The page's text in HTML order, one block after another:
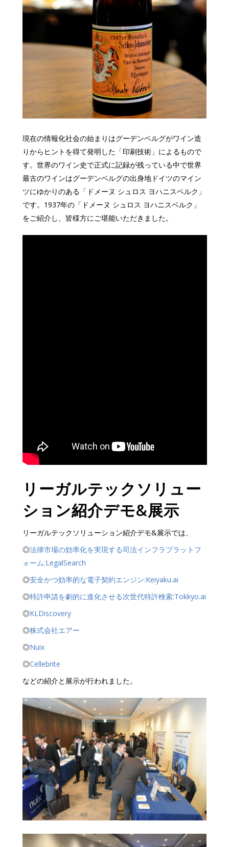
現在の情報化社会の始まりはグーデンベルグがワイン造
りからヒントを得て発明した「印刷技術」によるもので
す。世界のワイン史で正式に記録が残っている中で世界
最古のワインはグーデンベルグの出身地ドイツのマイン
ツにゆかりのある「ドメーヌ シュロス ヨハニスベルク」
です。1937年の「ドメーヌ シュロス ヨハニスベルク」
をご紹介し、皆様方にご堪能いただきました。
リーガルテックソリュー
ション紹介デモ&展示
リーガルテックソリューション紹介デモ&展示では、
◎法律市場の効率化を実現する司法インフラプラットフ
ォーム:LegalSearch
◎安全かつ効率的な電子契約エンジン:Keiyaku.ai
◎特許申請を劇的に進化させる次世代特許検索:Tokkyo.ai
◎KLDiscovery
◎株式会社エアー
◎Nuix
◎Cellebrite
などの紹介と展示が行われました。